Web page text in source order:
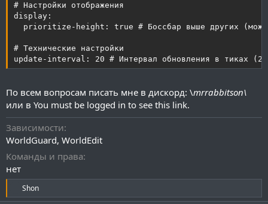
# Настройки отображения
display:
prioritize-height: true # Боссбар выше других
# Технические настройки
update-interval: 20 # Интервал обновления в тиках
По всем вопросам писать мне в дискорд: \mrrabbitson\
или в You must be logged in to see this link.
Зависимости
WorldGuard, WorldEdit
Команды и права
нет
Р
е
Shon